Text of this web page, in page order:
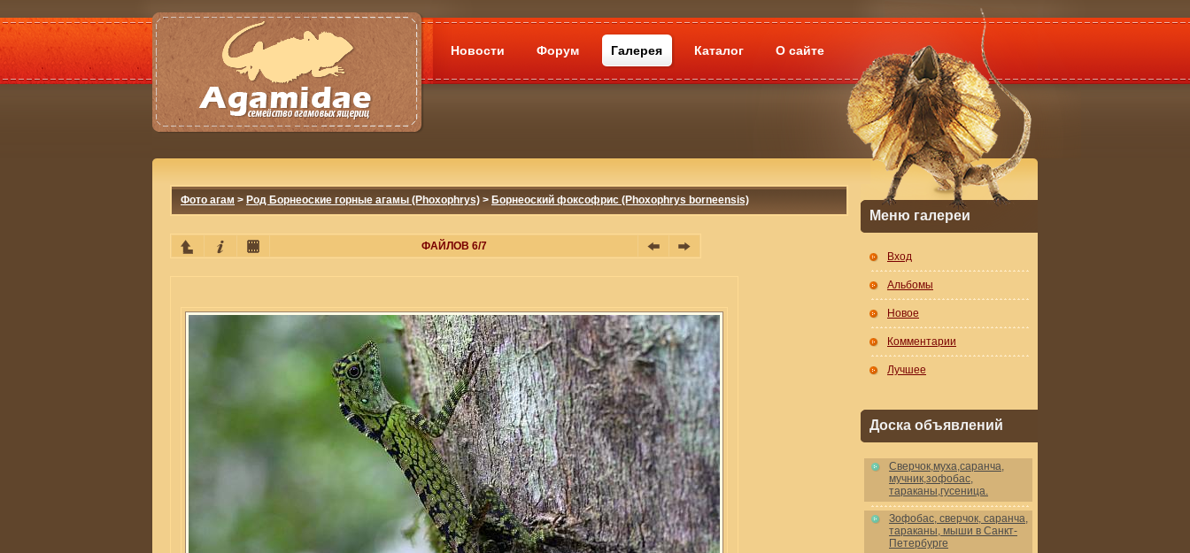
Новости Форум Галерея Каталог О сайте
Фото агам > Род Борнеоские горные агамы (Phoxophrys) > Борнеоский фоксофрис (Phoxophrys borneensis)
ФАЙЛОВ 6/7
Меню галереи
Вход
Альбомы
Новое
Комментарии
Лучшее
Доска объявлений
Cверчок,муха,саранча,
мучник,зофобас,
тараканы,гусеница.
Зофобас, сверчок, саранча,
тараканы, мыши в Санкт-
Петербурге